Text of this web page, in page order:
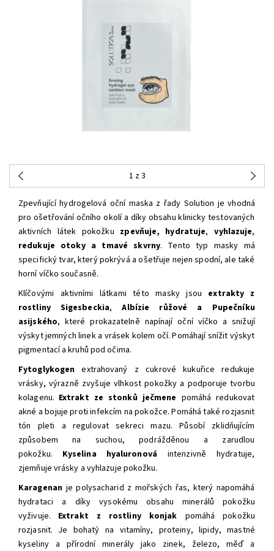
1 z 3
Zpevňující hydrogelová oční maska z řady Solution je vhodná
pro ošetřování očního okolí a díky obsahu klinicky testovaných
aktivních látek pokožku zpevňuje, hydratuje, vyhlazuje,
redukuje otoky a tmavé skvrny. Tento typ masky má
specifický tvar, který pokrývá a ošetřuje nejen spodní, ale také
horní víčko současně.
Klíčovými aktivními látkami této masky jsou extrakty z
rostliny
Sigesbeckia, Albízie růžové a Pupečníku
asijského, které prokazatelně napínají oční víčko a snižují
výskyt jemných linek a vrásek kolem očí. Pomáhají snížit výskyt
pigmentací a kruhů pod očima.
Fytoglykogen extrahovaný z cukrové kukuřice redukuje
vrásky, výrazně zvyšuje vlhkost pokožky a podporuje tvorbu
kolagenu. Extrakt ze stonků ječmene pomáhá redukovat
akné a bojuje proti infekcím na pokožce. Pomáhá také rozjasnit
tón pleti a regulovat sekreci mazu. Působí zklidňujícím
způsobem na suchou, podrážděnou a zarudlou
pokožku. Kyselina hyaluronováintenzivně hydratuje,
zjemňuje vrásky a vyhlazuje pokožku.
Karagenanje polysacharid z mořských řas, který napomáhá
hydrataci a díky vysokému obsahu minerálů pokožku
vyživuje. Extrakt z rostliny konjak pomáhá pokožku
rozjasnit. Je bohatý na vitamíny, proteiny, lipidy, mastné
kyseliny a přírodní minerály jako zinek, železo, měď a